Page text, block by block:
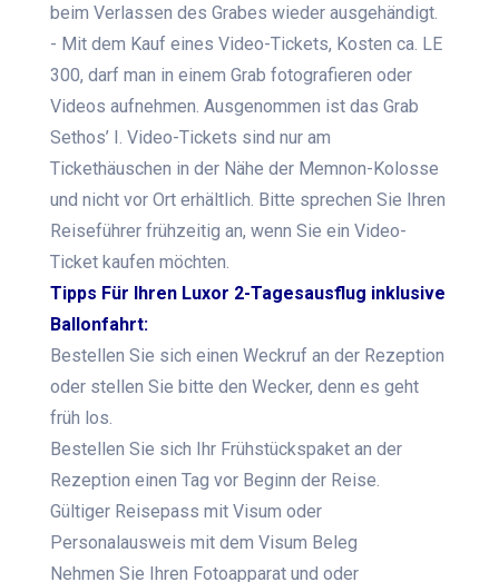
beim Verlassen des Grabes wieder ausgehändigt.
- Mit dem Kauf eines Video-Tickets, Kosten ca. LE
300, darf man in einem Grab fotografieren oder
Videos aufnehmen. Ausgenommen ist das Grab
Sethos’ I. Video-Tickets sind nur am
Tickethäuschen in der Nähe der Memnon-Kolosse
und nicht vor Ort erhältlich. Bitte sprechen Sie Ihren
Reiseführer frühzeitig an, wenn Sie ein Video-
Ticket kaufen möchten.
Tipps Für Ihren Luxor 2-Tagesausflug inklusive
Ballonfahrt:
Bestellen Sie sich einen Weckruf an der Rezeption
oder stellen Sie bitte den Wecker, denn es geht
früh los.
Bestellen Sie sich Ihr Frühstückspaket an der
Rezeption einen Tag vor Beginn der Reise.
Gültiger Reisepass mit Visum oder
Personalausweis mit dem Visum Beleg
Nehmen Sie Ihren Fotoapparat und oder